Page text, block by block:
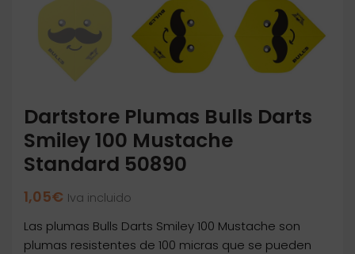
Dartstore Plumas Bulls Darts
Smiley 100 Mustache
Standard 50890
1,05€ Iva incluido
Las plumas Bulls Darts Smiley 100 Mustache son
plumas resistentes de 100 micras que se pueden